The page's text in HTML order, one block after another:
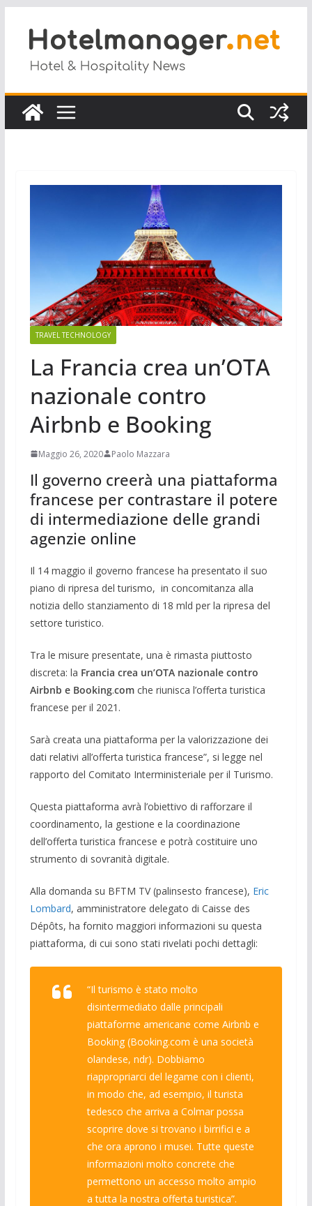
TRAVEL TECHNOLOGY
La Francia crea un’OTA
nazionale contro
Airbnb e Booking
Maggio 26, 2020 Paolo Mazzara
Il governo creerà una piattaforma
francese per contrastare il potere
di intermediazione delle grandi
agenzie online
Il 14 maggio il governo francese ha presentato il suo
piano di ripresa del turismo, in concomitanza alla
notizia dello stanziamento di 18 mld per la ripresa del
settore turistico.
Tra le misure presentate, una è rimasta piuttosto
discreta: la Francia crea un’OTA nazionale contro
Airbnb e Booking.comche riunisca l’offerta turistica
francese per il 2021.
Sarà creata una piattaforma per la valorizzazione dei
dati relativi all’offerta turistica francese”, si legge nel
rapporto del Comitato Interministeriale per il Turismo.
Questa piattaforma avrà l’obiettivo di rafforzare il
coordinamento, la gestione e la coordinazione
dell’offerta turistica francese e potrà costituire uno
strumento di sovranità digitale.
Alla domanda su BFTM TV (palinsesto francese), Eric
Lombard, amministratore delegato di Caisse des
Dépôts, ha fornito maggiori informazioni su questa
piattaforma, di cui sono stati rivelati pochi dettagli:
“Il turismo è stato molto
disintermediato dalle principali
piattaforme americane come Airbnb e
Booking (Booking.com è una società
olandese, ndr). Dobbiamo
riappropriarci del legame con i clienti,
in modo che, ad esempio, il turista
tedesco che arriva a Colmar possa
scoprire dove si trovano i birrifici e a
che ora aprono i musei. Tutte queste
informazioni molto concrete che
permettono un accesso molto ampio
a tutta la nostra offerta turistica”.